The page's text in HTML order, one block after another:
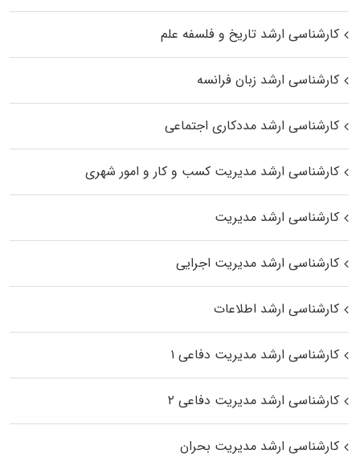
کارشناسی ارشد تاریخ و فلسفه علم
کارشناسی ارشد زبان فرانسه
کارشناسی ارشد مددکاری اجتماعی
کارشناسی ارشد مدیریت کسب و کار و امور شهری
کارشناسی ارشد مدیریت
کارشناسی ارشد مدیریت اجرایی
کارشناسی ارشد اطلاعات
کارشناسی ارشد مدیریت دفاعی ۱
کارشناسی ارشد مدیریت دفاعی ۲
کارشناسی ارشد مدیریت بحران